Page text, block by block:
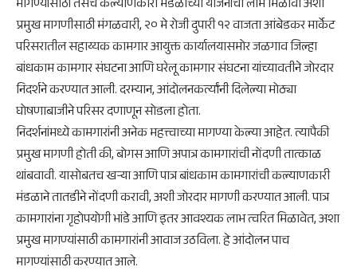
मागण्यांसाठी तसेच कल्याणकारी मंडळाच्या योजनांचा लाभ मिळावा अशा
प्रमुख मागणीसाठी मंगळवारी, २० मे रोजी दुपारी १२ वाजता आंबेडकर मार्केट
परिसरातील सहाय्यक कामगार आयुक्त कार्यालयासमोर जळगाव जिल्हा
बांधकाम कामगार संघटना आणि घरेलू कामगार संघटना यांच्यावतीने जोरदार
निदर्शने करण्यात आली. दरम्यान, आंदोलनकर्त्यांनी दिलेल्या मोठ्या
घोषणाबाजीने परिसर दणाणून सोडला होता.
निदर्शनांमध्ये कामगारांनी अनेक महत्त्वाच्या मागण्या केल्या आहेत. त्यापैकी
प्रमुख मागणी होती की, बोगस आणि अपात्र कामगारांची नोंदणी तात्काळ
थांबवावी. यासोबतच खऱ्या आणि पात्र बांधकाम कामगारांची कल्याणकारी
मंडळाने तातडीने नोंदणी करावी, अशी जोरदार मागणी करण्यात आली. पात्र
कामगारांना गृहोपयोगी भांडे आणि इतर आवश्यक लाभ त्वरित मिळावेत, अशा
प्रमुख मागण्यांसाठी कामगारांनी आवाज उठविला. हे आंदोलन पाच
मागण्यांसाठी करण्यात आले.